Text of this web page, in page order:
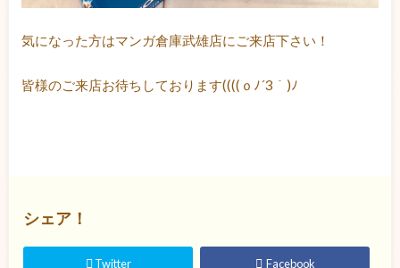
気になった方はマンガ倉庫武雄店にご来店下さい！
皆様のご来店お待ちしております((((ｏﾉ´3｀)ﾉ
シェア！
Twitter Facebook